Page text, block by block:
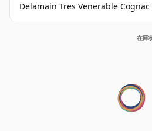
Delamain Tres Venerable
在庫